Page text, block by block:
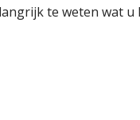
te weten wat